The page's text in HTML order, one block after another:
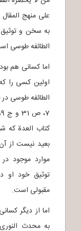
به سخن و توثیق
الطائفه طوسی
اما کسانی هم
اولین کسی را
کتاب العدة که
بعید نیست از
موارد موجود
توثیق خود او
مقبولی است.
اما از دیگر